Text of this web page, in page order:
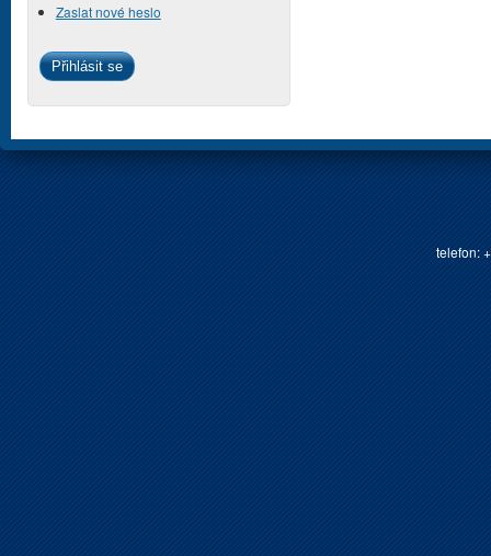
Zaslat nové heslo
telefon: